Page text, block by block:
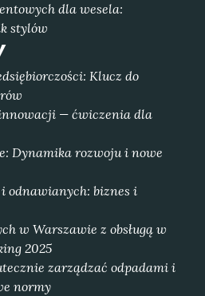
dla wesela:
stylów
Klucz do
— ćwiczenia dla
Dynamika rozwoju i nowe
odnawianych: biznes i
w Warszawie z obsługą w
2025
zarządzać odpadami i
normy